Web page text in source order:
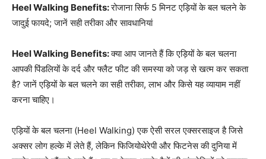
Heel Walking Benefits:रोजाना सिर्फ 5 मिनट एड़ियों के बल चलने के
जादुई फायदे; जानें सही तरीका और सावधानियां
Heel Walking Benefits:क्या आप जानते हैं कि एड़ियों के बल चलना
आपकी पिंडलियों के दर्द और फ्लैट फीट की समस्या को जड़ से खत्म कर सकता
है? जानें एड़ियों के बल चलने का सही तरीका, लाभ और किसे यह व्यायाम नहीं
करना चाहिए।
एड़ियों के बल चलना (Heel Walking) एक ऐसी सरल एक्सरसाइज है जिसे
अक्सर लोग हल्के में लेते हैं, लेकिन फिजियोथेरेपी और फिटनेस की दुनिया में